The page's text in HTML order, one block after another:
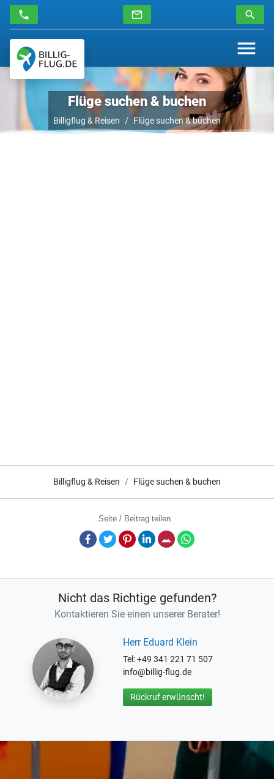
Flüge suchen & buchen
Billigflug & Reisen Flüge suchen & buchen
Billigflug & Reisen Flüge suchen & buchen
Seite / Beitrag teilen
Facebook
TwitterPinterestLinkedInE-Mail
Nicht das Richtige gefunden?
Kontaktieren Sie einen unserer Berater!
Herr Eduard Klein
Tel: +49 341 221 71 507
info@billig-flug.de
Rückruf erwünscht!